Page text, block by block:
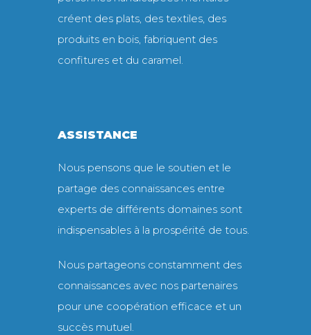
créent des plats, des textiles, des
produits en bois, fabriquent des
confitures et du caramel.
ASSISTANCE
Nous pensons que le soutien et le
partage des connaissances entre
experts de différents domaines sont
indispensables à la prospérité de tous.
Nous partageons constamment des
connaissances avec nos partenaires
pour une coopération efficace et un
succès mutuel.